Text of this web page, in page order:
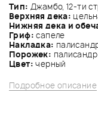
Тип: Джамбо, 12-ти
Верхняя дека:
Нижняя дека и
Гриф: сапеле
Накладка:
Порожек: палисандр
Цвет: черный
Подробное описание